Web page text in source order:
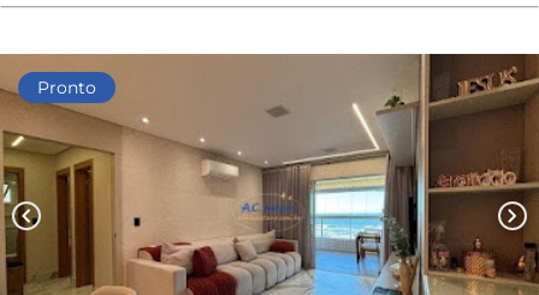
Pronto
chevron_left chevron_right